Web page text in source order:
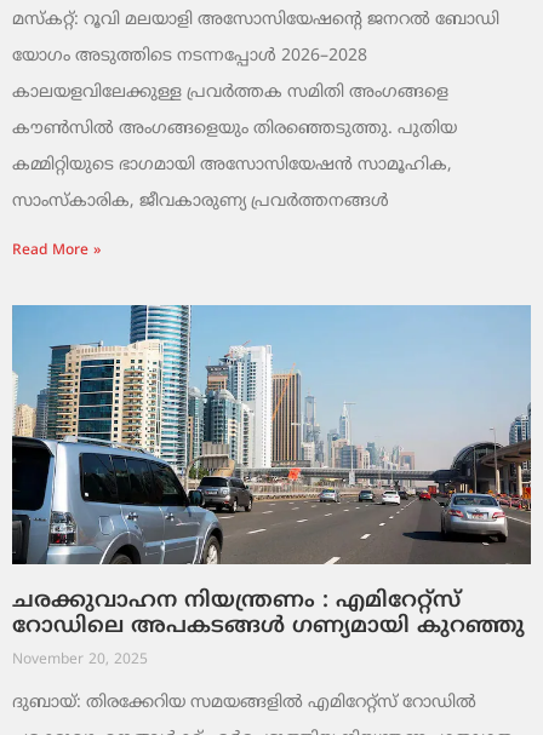
മസ്കറ്റ്: റൂവി മലയാളി അസോസിയേഷന്റെ ജനറൽ ബോഡി
യോഗം അടുത്തിടെ നടന്നപ്പോൾ 2026–2028
കാലയളവിലേക്കുള്ള പ്രവർത്തക സമിതി അംഗങ്ങളെ
കൗൺസിൽ അംഗങ്ങളെയും തിരഞ്ഞെടുത്തു. പുതിയ
കമ്മിറ്റിയുടെ ഭാഗമായി അസോസിയേഷൻ സാമൂഹിക,
സാംസ്‌കാരിക, ജീവകാരുണ്യ പ്രവർത്തനങ്ങൾ
Read More »
ചരക്കുവാഹന നിയന്ത്രണം : എമിറേറ്റ്സ്
റോഡിലെ അപകടങ്ങൾ ഗണ്യമായി കുറഞ്ഞു
November 20, 2025
ദുബായ്: തിരക്കേറിയ സമയങ്ങളിൽ എമിറേറ്റ്സ് റോഡിൽ